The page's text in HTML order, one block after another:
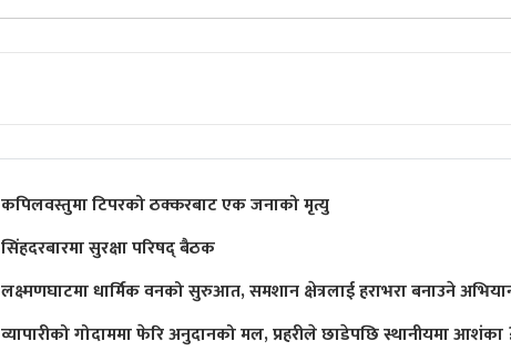
कपिलवस्तुमा टिपरको ठक्करबाट एक जनाको मृत्यु
सिंहदरबारमा सुरक्षा परिषद् बैठक
लक्ष्मणघाटमा धार्मिक वनको सुरुआत, समशान क्षेत्रलाई हराभरा बनाउने
व्यापारीको गोदाममा फेरि अनुदानको मल, प्रहरीले छाडेपछि स्थानीयमा आशंका